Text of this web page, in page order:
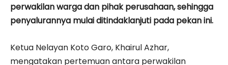
perwakilan warga dan pihak perusahaan, sehingga
penyalurannya mulai ditindaklanjuti pada pekan ini.
Ketua Nelayan Koto Garo, Khairul Azhar,
mengatakan pertemuan antara perwakilan